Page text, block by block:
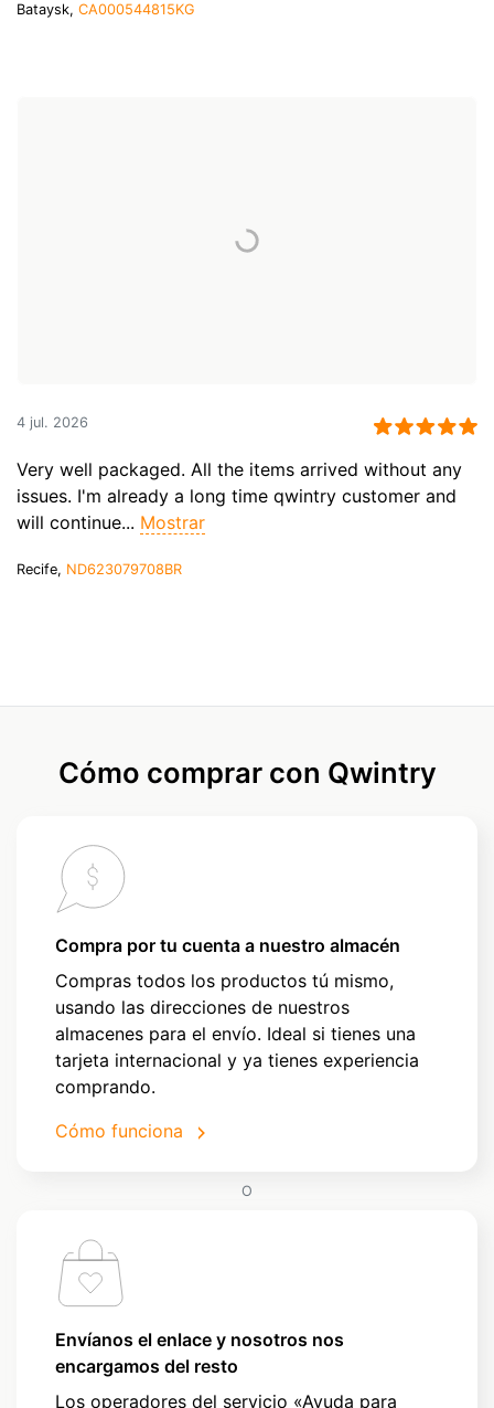
Bataysk, CA000544815KG
4 jul. 2026
Very well packaged. All the items arrived without any
issues. I'm already a long time qwintry customer and
will continue... Mostrar
Recife, ND623079708BR
Cómo comprar con Qwintry
Compra por tu cuenta a nuestro almacén
Compras todos los productos tú mismo,
usando las direcciones de nuestros
almacenes para el envío. Ideal si tienes una
tarjeta internacional y ya tienes experiencia
comprando.
Cómo funciona
O
Envíanos el enlace y nosotros nos
encargamos del resto
Los operadores del servicio «Ayuda para